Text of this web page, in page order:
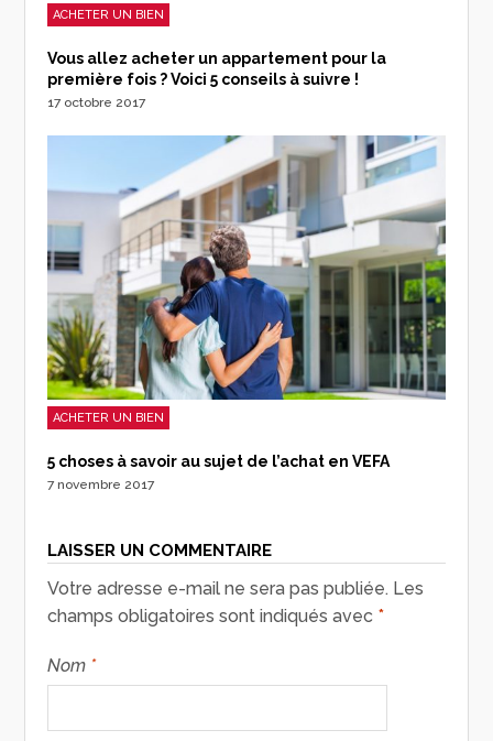
ACHETER UN BIEN
Vous allez acheter un appartement pour la
première fois ? Voici 5 conseils à suivre !
17 octobre 2017
ACHETER UN BIEN
5 choses à savoir au sujet de l’achat en VEFA
7 novembre 2017
LAISSER UN COMMENTAIRE
Votre adresse e-mail ne sera pas publiée. Les
champs obligatoires sont indiqués avec *
Nom *